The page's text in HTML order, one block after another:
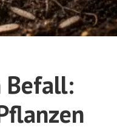
Befall: